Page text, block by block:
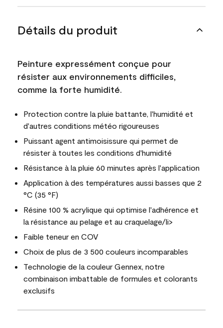
Détails du produit
Peinture expressément conçue pour
résister aux environnements difficiles,
comme la forte humidité.
Protection contre la pluie battante, l'humidité et
d'autres conditions météo rigoureuses
Puissant agent antimoisissure qui permet de
résister à toutes les conditions d'humidité
Résistance à la pluie 60 minutes après l'application
Application à des températures aussi basses que 2
°C (35 °F)
Résine 100 % acrylique qui optimise l'adhérence et
la résistance au pelage et au craquelage/li>
Faible teneur en COV
Choix de plus de 3 500 couleurs incomparables
Technologie de la couleur Gennex, notre
combinaison imbattable de formules et colorants
exclusifs